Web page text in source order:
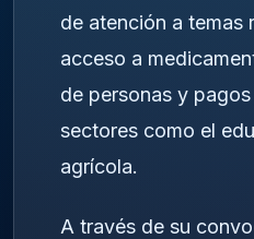
de atención a temas
acceso a
de personas y
sectores como el
agrícola.
A través de su